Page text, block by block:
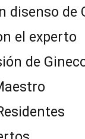
disenso de
el experto
de